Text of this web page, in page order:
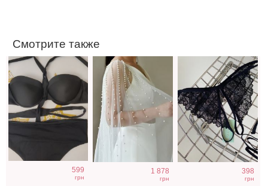
Смотрите также
599
грн
1 878
грн
398
грн
Свадебное
Кружевные
трусики с
Коктейльное
короткое платье-
шорты белого